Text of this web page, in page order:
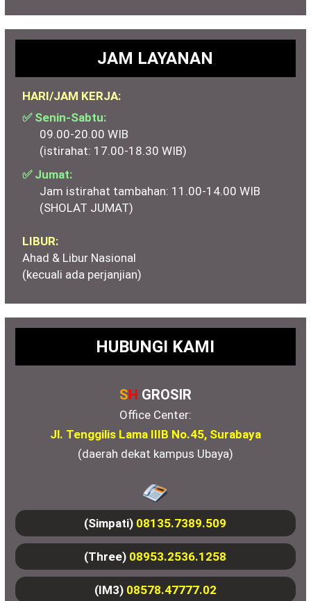
JAM LAYANAN
HARI/JAM KERJA:
✅ Senin-Sabtu:
09.00-20.00 WIB
(istirahat: 17.00-18.30 WIB)
✅ Jumat:
Jam istirahat tambahan: 11.00-14.00 WIB
(SHOLAT JUMAT)
LIBUR:
Ahad & Libur Nasional
(kecuali ada perjanjian)
HUBUNGI KAMI
SH GROSIR
Office Center:
Jl. Tenggilis Lama IIIB No.45, Surabaya
(daerah dekat kampus Ubaya)
(Simpati) 08135.7389.509
(Three) 08953.2536.1258
(IM3) 08578.47777.02